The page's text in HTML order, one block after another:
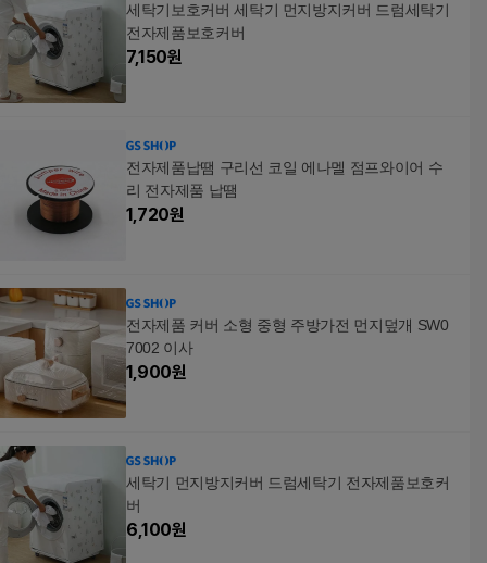
세탁기보호커버 세탁기 먼지방지커버 드럼세탁기
전자제품보호커버
7,150원
전자제품납땜 구리선 코일 에나멜 점프와이어 수
리 전자제품 납땜
1,720원
전자제품 커버 소형 중형 주방가전 먼지덮개 SW0
7002 이사
1,900원
세탁기 먼지방지커버 드럼세탁기 전자제품보호커
버
6,100원